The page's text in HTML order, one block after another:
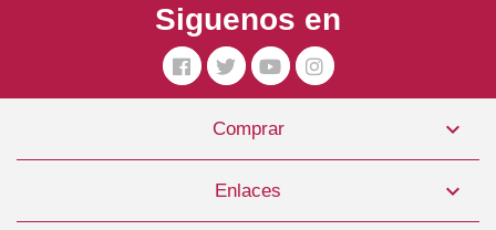
Siguenos en
Comprar 
Enlaces 